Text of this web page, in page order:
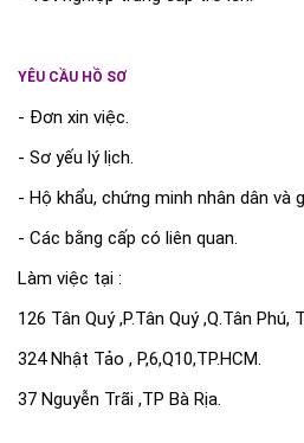
YÊU CẦU HỒ SƠ
- Đơn xin việc.
- Sơ yếu lý lịch.
- Hộ khẩu, chứng minh nhân dân và
- Các bằng cấp có liên quan.
Làm việc tại :
126 Tân Quý ,P.Tân Quý ,Q.Tân Phú,
324 Nhật Tảo , P,6,Q10,TP.HCM.
37 Nguyễn Trãi ,TP Bà Rịa.